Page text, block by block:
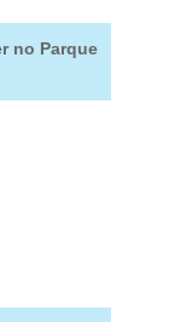
no Parque